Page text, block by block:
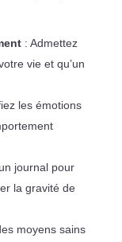
: Admettez
vie et qu’un
les émotions
journal pour
la gravité de
moyens sains